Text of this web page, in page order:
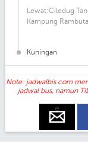
Lewat:Ciledug
Kampung
Kuningan
Note: jadwalbis.com
jadwal bus, namun
e